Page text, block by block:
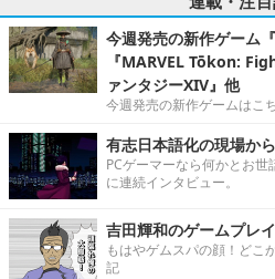
今週発売の新作ゲーム
『MARVEL Tōkon:
ァンタジーXIV』他
今週発売の新作ゲームはこち
有志日本語化の現場から
PCゲーマーなら何かとお
に連続インタビュー。
吉田輝和のゲームプレ
もはやゲムスパの顔！どこ
記